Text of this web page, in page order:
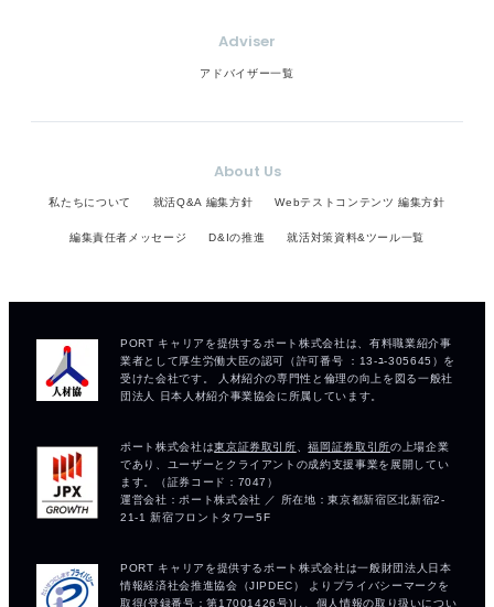
Adviser
アドバイザー一覧
About Us
私たちについて 就活Q&A 編集方針 Webテストコンテンツ 編集方針
編集責任者メッセージ D&Iの推進 就活対策資料&ツール一覧